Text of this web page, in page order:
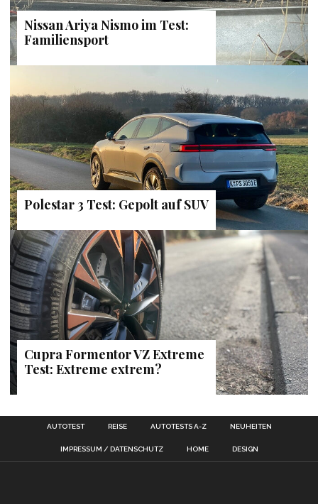
Nissan Ariya Nismo im Test:
Familiensport
Polestar 3 Test: Gepolt auf SUV
Cupra Formentor VZ Extreme
Test: Extreme extrem?
AUTOTEST REISE AUTOTESTS A-Z NEUHEITEN
IMPRESSUM / DATENSCHUTZ HOME DESIGN